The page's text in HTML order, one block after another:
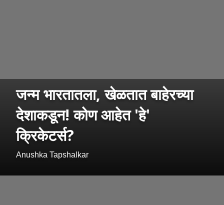
जन्म भारतातला, खेळतात बाहेरच्या
देशाकडून! कोण आहेत 'हे'
क्रिकेटर्स?
Anushka Tapshalkar